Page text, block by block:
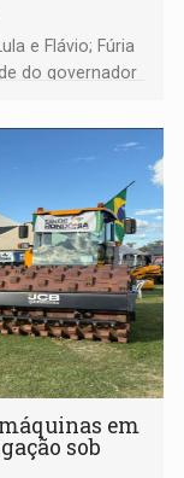
e Flávio; Fúria
do governador
evento em
máquinas em
sob